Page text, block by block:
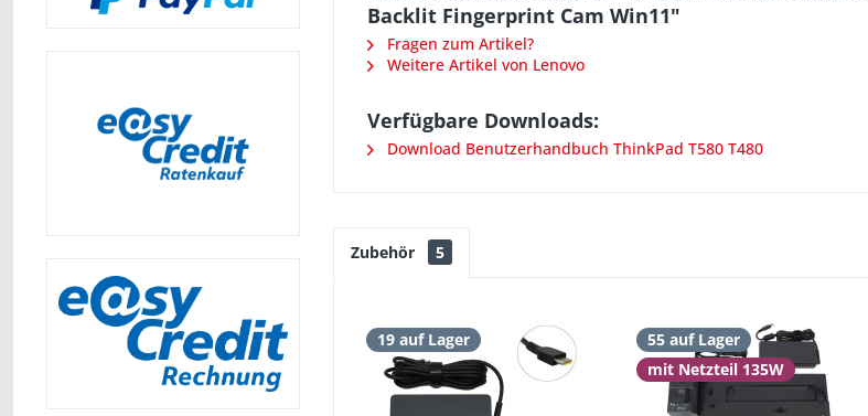
Backlit Fingerprint Cam Win11"
Fragen zum Artikel?
Weitere Artikel von Lenovo
Verfügbare Downloads:
Download Benutzerhandbuch ThinkPad T580 T480
Zubehör 5
19 auf Lager
55 auf Lager
mit Netzteil 135W